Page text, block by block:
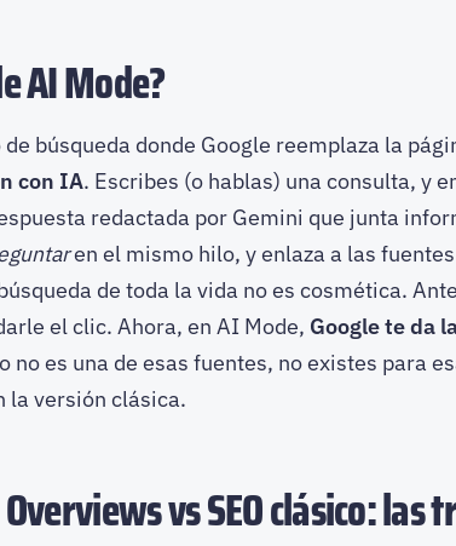
AI Mode?
búsqueda donde Google reemplaza la
con IA. Escribes (o hablas) una consulta, y
redactada por Gemini que junta
en el mismo hilo, y enlaza a las
de toda la vida no es cosmética.
el clic. Ahora, en AI Mode, Google te da
no es una de esas fuentes, no existes para
la versión clásica.
vs SEO clásico: las